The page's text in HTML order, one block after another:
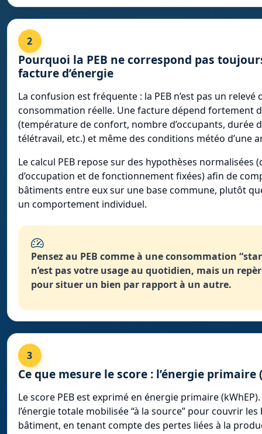
2
Pourquoi la PEB ne correspond pas
facture d’énergie
La confusion est fréquente : la PEB n’est pas un relevé
consommation réelle. Une facture dépend fortement
(température de confort, nombre d’occupants, durée
télétravail, etc.) et même des conditions météo d’une
Le calcul PEB repose sur des hypothèses normalisées
d’occupation et de fonctionnement fixées) afin de
bâtiments entre eux sur une base commune, plutôt
un comportement individuel.
Pensez au PEB comme à une consommation
n’est pas votre usage au quotidien, mais un
pour situer un bien par rapport à un autre.
3
Ce que mesure le score : l’énergie primaire
Le score PEB est exprimé en énergie primaire
l’énergie totale mobilisée “à la source” pour couvrir
bâtiment, en tenant compte des pertes liées à la